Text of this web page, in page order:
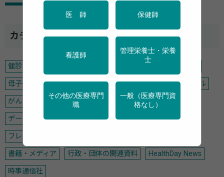
カテゴリ一覧
健診・検診
母子保健 学校保健 メンタルヘルス 禁煙 アルコール
がん 栄養 調査・統計 デジタル・AI
データヘルス計画 高齢者 女性の健康
フレイル・介護予防
書籍・メディア 行政・団体の関連資料 HealthDay News
時事通信社
医 師 保健師
看護師
管理栄養士・栄養
士
その他の医療専門
職
一般（医療専門資
格なし）